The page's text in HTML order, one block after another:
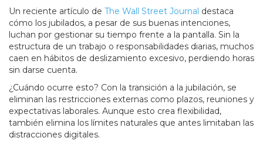
Un reciente artículo de The Wall Street Journal destaca
cómo los jubilados, a pesar de sus buenas intenciones,
luchan por gestionar su tiempo frente a la pantalla. Sin la
estructura de un trabajo o responsabilidades diarias, muchos
caen en hábitos de deslizamiento excesivo, perdiendo horas
sin darse cuenta.
¿Cuándo ocurre esto? Con la transición a la jubilación, se
eliminan las restricciones externas como plazos, reuniones y
expectativas laborales. Aunque esto crea flexibilidad,
también elimina los límites naturales que antes limitaban las
distracciones digitales.